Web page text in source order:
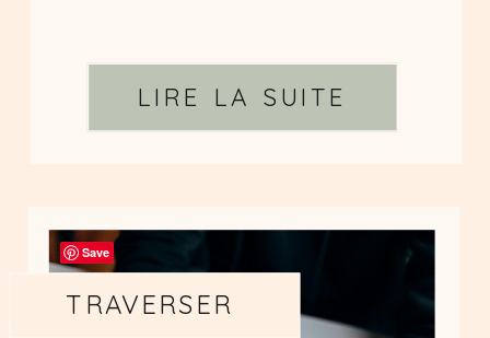
LIRE LA SUITE
TRAVERSER
Save